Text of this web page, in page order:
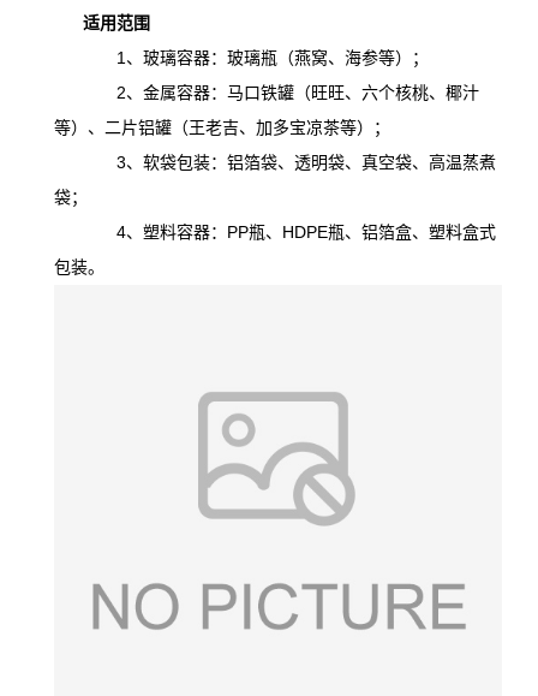
适用范围
1、玻璃容器：玻璃瓶（燕窝、海参等）；
2、金属容器：马口铁罐（旺旺、六个核桃、椰汁
等）、二片铝罐（王老吉、加多宝凉茶等）；
3、软袋包装：铝箔袋、透明袋、真空袋、高温蒸煮
袋；
4、塑料容器：PP瓶、HDPE瓶、铝箔盒、塑料盒式
包装。